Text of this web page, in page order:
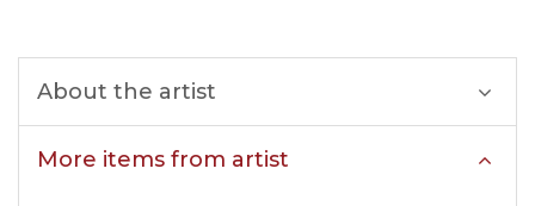
About the artist
More items from artist